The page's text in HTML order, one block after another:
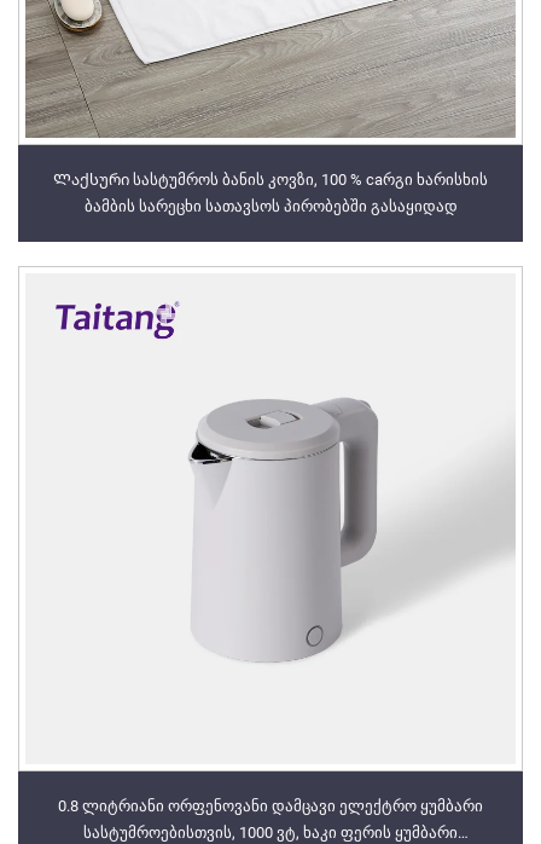
Ლაქსური სასტუმროს ბანის კოვზი, 100 % caრგი ხარისხის
ბამბის სარეცხი სათავსოს პირობებში გასაყიდად
0.8 ლიტრიანი ორფენოვანი დამცავი ელექტრო ყუმბარი
სასტუმროებისთვის, 1000 ვტ, ხაკი ფერის ყუმბარი